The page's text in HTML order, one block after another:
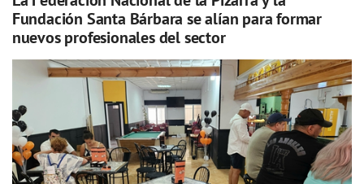
Fundación Santa Bárbara se alían para formar
nuevos profesionales del sector